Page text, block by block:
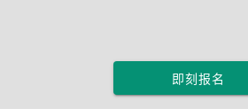
即刻报名